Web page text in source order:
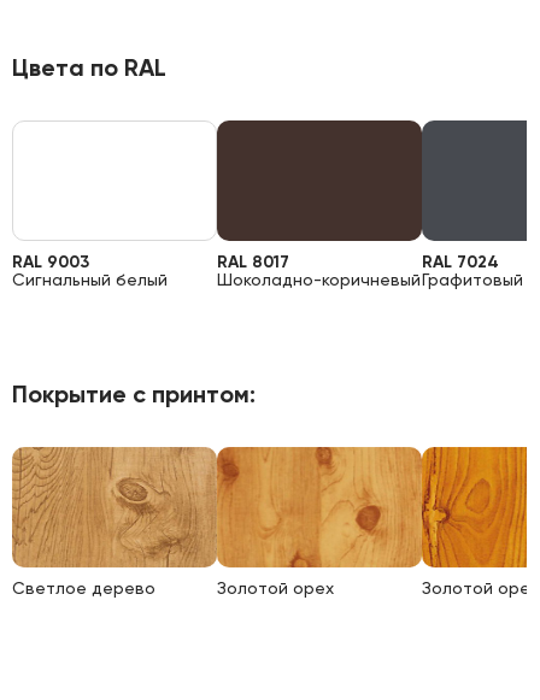
Цвета по RAL
RAL 9003
Сигнальный белый
RAL 8017
Шоколадно-коричневый
RAL 7024
Графитовый
Покрытие с принтом:
Светлое дерево Золотой орех Золотой